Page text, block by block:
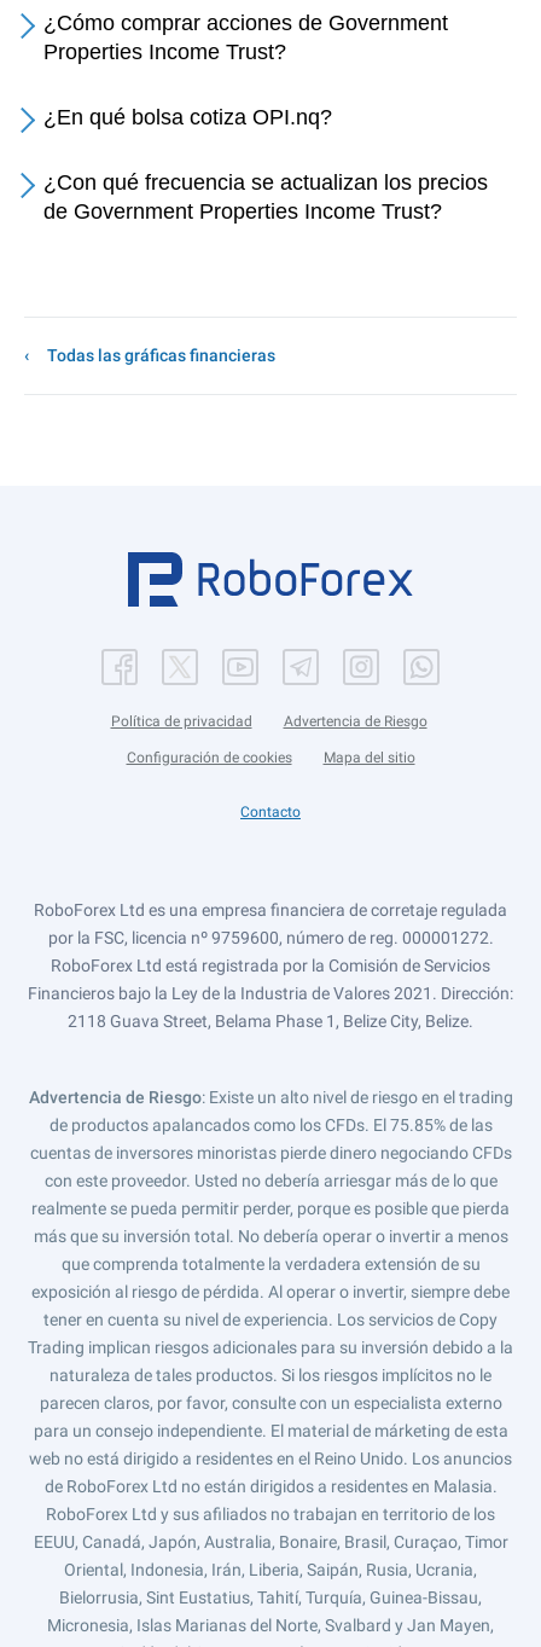
¿Cómo comprar acciones de Government
Properties Income Trust?
¿En qué bolsa cotiza OPI.nq?
¿Con qué frecuencia se actualizan los precios
de Government Properties Income Trust?
Todas las gráficas financieras
Política de privacidad Advertencia de Riesgo
Configuración de cookies Mapa del sitio
Contacto
RoboForex Ltd es una empresa financiera de corretaje regulada
por la FSC, licencia nº 9759600, número de reg. 000001272.
RoboForex Ltd está registrada por la Comisión de Servicios
Financieros bajo la Ley de la Industria de Valores 2021. Dirección:
2118 Guava Street, Belama Phase 1, Belize City, Belize.
Advertencia de Riesgo: Existe un alto nivel de riesgo en el trading
de productos apalancados como los CFDs. El 75.85% de las
cuentas de inversores minoristas pierde dinero negociando CFDs
con este proveedor. Usted no debería arriesgar más de lo que
realmente se pueda permitir perder, porque es posible que pierda
más que su inversión total. No debería operar o invertir a menos
que comprenda totalmente la verdadera extensión de su
exposición al riesgo de pérdida. Al operar o invertir, siempre debe
tener en cuenta su nivel de experiencia. Los servicios de Copy
Trading implican riesgos adicionales para su inversión debido a la
naturaleza de tales productos. Si los riesgos implícitos no le
parecen claros, por favor, consulte con un especialista externo
para un consejo independiente. El material de márketing de esta
web no está dirigido a residentes en el Reino Unido. Los anuncios
de RoboForex Ltd no están dirigidos a residentes en Malasia.
RoboForex Ltd y sus afiliados no trabajan en territorio de los
EEUU, Canadá, Japón, Australia, Bonaire, Brasil, Curaçao, Timor
Oriental, Indonesia, Irán, Liberia, Saipán, Rusia, Ucrania,
Bielorrusia, Sint Eustatius, Tahití, Turquía, Guinea-Bissau,
Micronesia, Islas Marianas del Norte, Svalbard y Jan Mayen,